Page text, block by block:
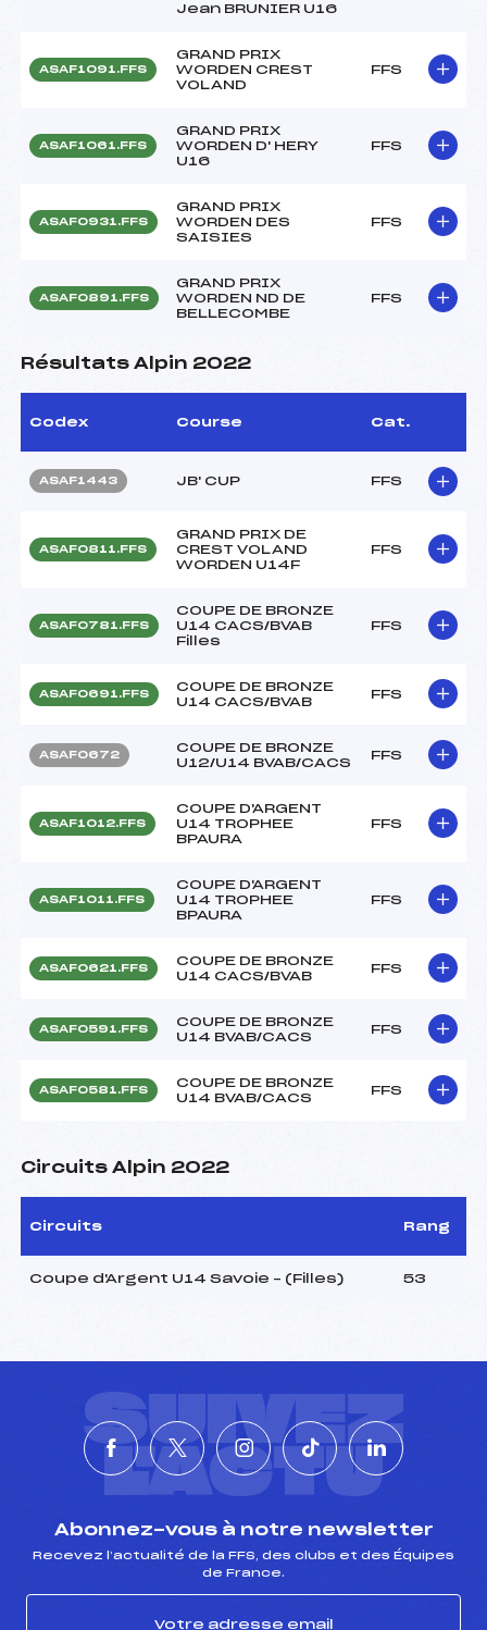
Jean BRUNIER U16
ASAF1091.FFS
GRAND PRIX
WORDEN CREST
VOLAND
FFS
ASAF1061.FFS
GRAND PRIX
WORDEN D' HERY
U16
FFS
ASAF0931.FFS
GRAND PRIX
WORDEN DES
SAISIES
FFS
ASAF0891.FFS
GRAND PRIX
WORDEN ND DE
BELLECOMBE
FFS
Résultats Alpin 2022
Codex Course Cat.
ASAF1443 JB' CUP FFS
ASAF0811.FFS
GRAND PRIX DE
CREST VOLAND
WORDEN U14F
FFS
ASAF0781.FFS
COUPE DE BRONZE
U14 CACS/BVAB
Filles
FFS
ASAF0691.FFS
COUPE DE BRONZE
U14 CACS/BVAB
FFS
ASAF0672
COUPE DE BRONZE
U12/U14 BVAB/CACS
FFS
ASAF1012.FFS
COUPE D'ARGENT
U14 TROPHEE
BPAURA
FFS
ASAF1011.FFS
COUPE D'ARGENT
U14 TROPHEE
BPAURA
FFS
ASAF0621.FFS
COUPE DE BRONZE
U14 CACS/BVAB
FFS
ASAF0591.FFS
COUPE DE BRONZE
U14 BVAB/CACS
FFS
ASAF0581.FFS
COUPE DE BRONZE
U14 BVAB/CACS
FFS
Circuits Alpin 2022
Circuits Rang
Coupe d'Argent U14 Savoie – (Filles) 53
SUIVEZ
L'ACTU
Abonnez-vous à notre newsletter
Recevez l’actualité de la FFS, des clubs et des Équipes
de France.